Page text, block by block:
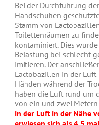
Bei der Durchführung
Handschuhen
Stamm von
Toilettenräumen zu
kontaminiert. Dies
Belastung bei schlecht
imitieren. Der
Lactobazillen in der Luft
Händen während der
haben die Luft rund um
von ein und zwei Metern
in der Luft in der Nähe